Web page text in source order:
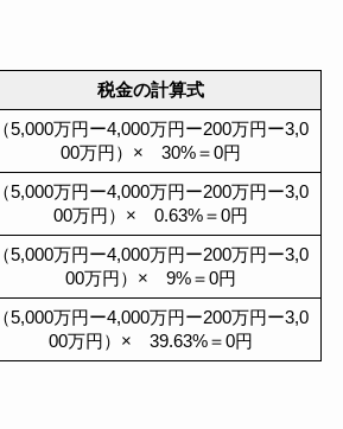
税金の計算式
（5,000万円ー4,000万円ー200万円ー3,0
00万円）× 30%＝0円
（5,000万円ー4,000万円ー200万円ー3,0
00万円）× 0.63%＝0円
（5,000万円ー4,000万円ー200万円ー3,0
00万円）× 9%＝0円
（5,000万円ー4,000万円ー200万円ー3,0
00万円）× 39.63%＝0円